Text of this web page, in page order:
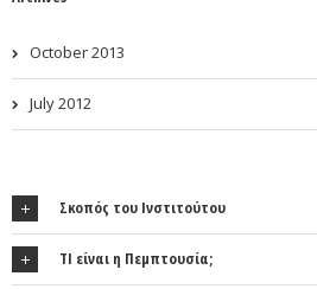
October 2013
July 2012
Σκοπός του Ινστιτούτου
ΤΙ είναι η Πεμπτουσία;